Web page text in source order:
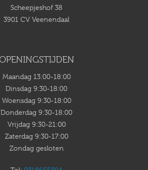
Scheepjeshof 38
3901 CV Veenendaal
Maandag 13:00-18:00
Dinsdag 9:30-18:00
Woensdag 9:30-18:00
Donderdag 9:30-18:00
Vrijdag 9:30-21:00
Zaterdag 9:30-17:00
Zondag gesloten